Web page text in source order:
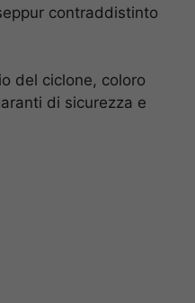
contraddistinto
del ciclone, coloro
di sicurezza e